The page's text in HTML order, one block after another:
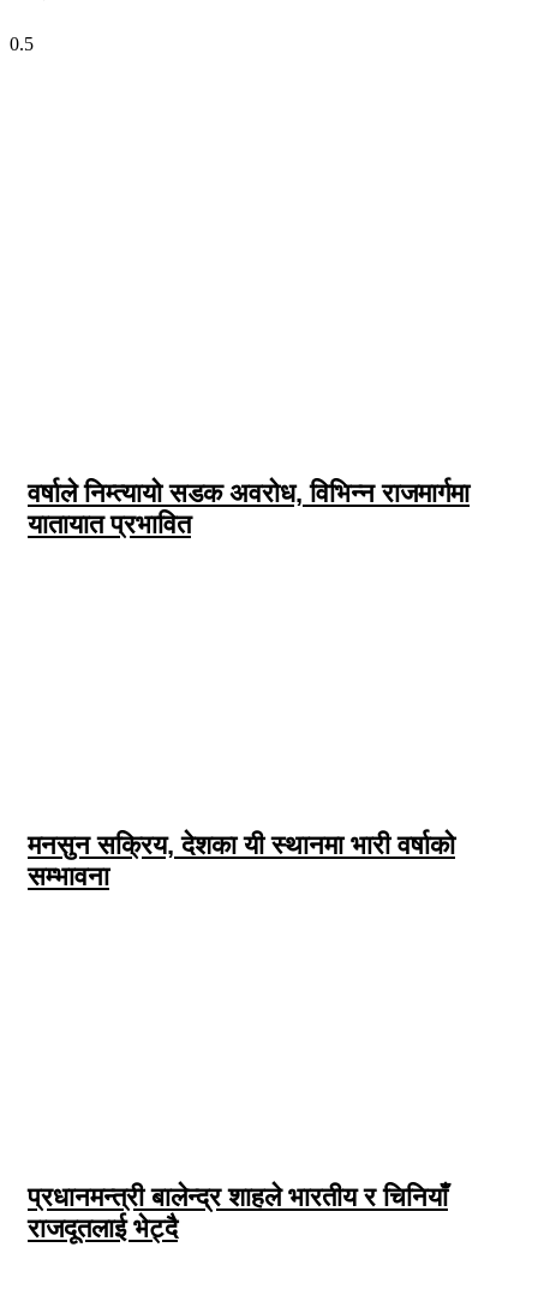
वर्षाले निम्त्यायो सडक अवरोध, विभिन्न राजमार्गमा
यातायात प्रभावित
मनसुन सक्रिय, देशका यी स्थानमा भारी वर्षाको
सम्भावना
प्रधानमन्त्री बालेन्द्र शाहले भारतीय र चिनियाँ
राजदूतलाई भेट्दै